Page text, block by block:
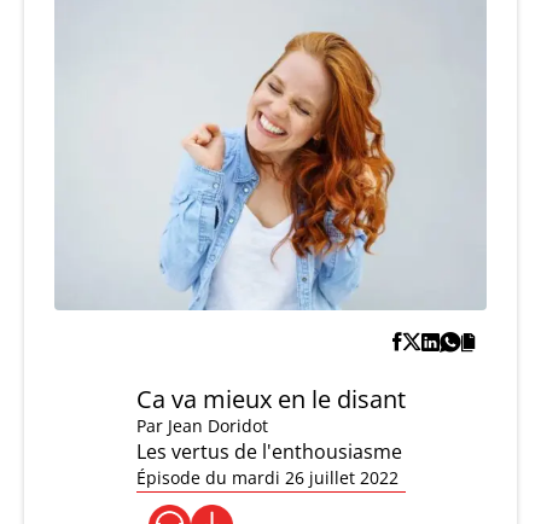
Ca va mieux en le disant
Par Jean Doridot
Les vertus de l'enthousiasme
Épisode du mardi 26 juillet 2022